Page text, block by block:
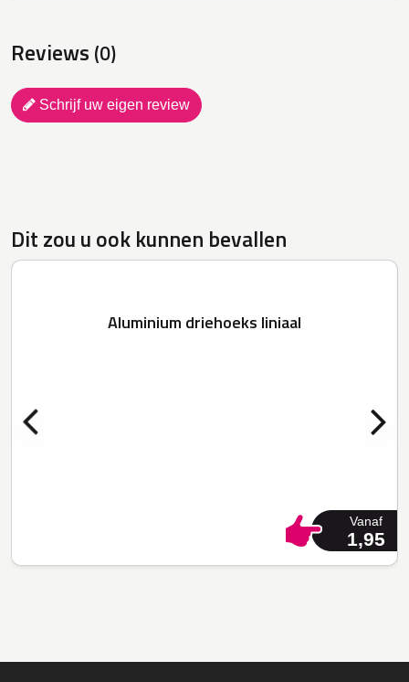
Reviews (0)
Schrijf uw eigen review
Dit zou u ook kunnen bevallen
Aluminium driehoeks liniaal
Vanaf
1,95